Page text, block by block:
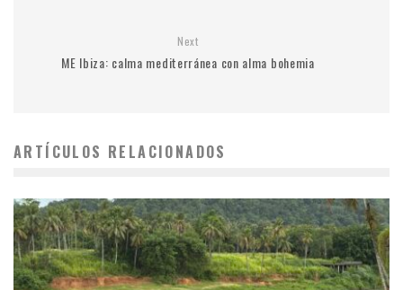
Next
ME Ibiza: calma mediterránea con alma bohemia
ARTÍCULOS RELACIONADOS